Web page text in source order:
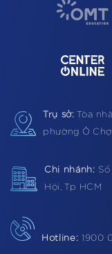
Trụ sở: Tòa
phường Ô
Chi nhánh:
Hội, Tp HCM
Hotline: 1900